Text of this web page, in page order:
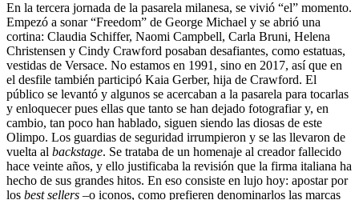
En la tercera jornada de la pasarela milanesa, se vivió “el” momento.
Empezó a sonar “Freedom” de George Michael y se abrió una
cortina: Claudia Schiffer, Naomi Campbell, Carla Bruni, Helena
Christensen y Cindy Crawford posaban desafiantes, como estatuas,
vestidas de Versace. No estamos en 1991, sino en 2017, así que en
el desfile también participó Kaia Gerber, hija de Crawford. El
público se levantó y algunos se acercaban a la pasarela para tocarlas
y enloquecer pues ellas que tanto se han dejado fotografiar y, en
cambio, tan poco han hablado, siguen siendo las diosas de este
Olimpo. Los guardias de seguridad irrumpieron y se las llevaron de
vuelta al backstage. Se trataba de un homenaje al creador fallecido
hace veinte años, y ello justificaba la revisión que la firma italiana ha
hecho de sus grandes hitos. En eso consiste en lujo hoy: apostar por
los best sellers –o iconos, como prefieren denominarlos las marcas